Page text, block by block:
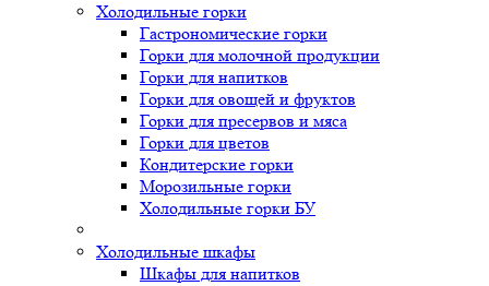
Холодильные горки
Гастрономические горки
Горки для молочной продукции
Горки для напитков
Горки для овощей и фруктов
Горки для пресервов и мяса
Горки для цветов
Кондитерские горки
Морозильные горки
Холодильные горки БУ
Холодильные шкафы
Шкафы для напитков